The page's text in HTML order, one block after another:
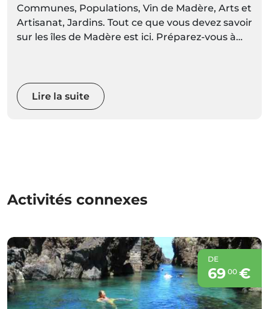
Communes, Populations, Vin de Madère, Arts et
Artisanat, Jardins. Tout ce que vous devez savoir
sur les îles de Madère est ici. Préparez-vous à
Lire la suite
Activités connexes
DE
69 00€